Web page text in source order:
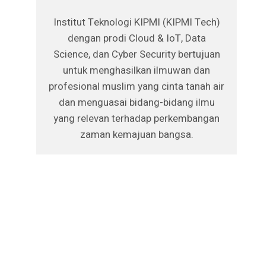
Institut Teknologi KIPMI (KIPMI Tech)
dengan prodi Cloud & IoT, Data
Science, dan Cyber Security bertujuan
untuk menghasilkan ilmuwan dan
profesional muslim yang cinta tanah air
dan menguasai bidang-bidang ilmu
yang relevan terhadap perkembangan
zaman kemajuan bangsa.